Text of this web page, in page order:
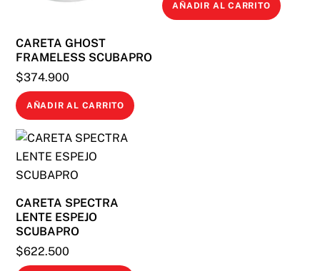
CARETA GHOST
FRAMELESS SCUBAPRO
$374.900
AÑADIR AL CARRITO
AÑADIR AL CARRITO
CARETA SPECTRA
LENTE ESPEJO
SCUBAPRO
$622.500